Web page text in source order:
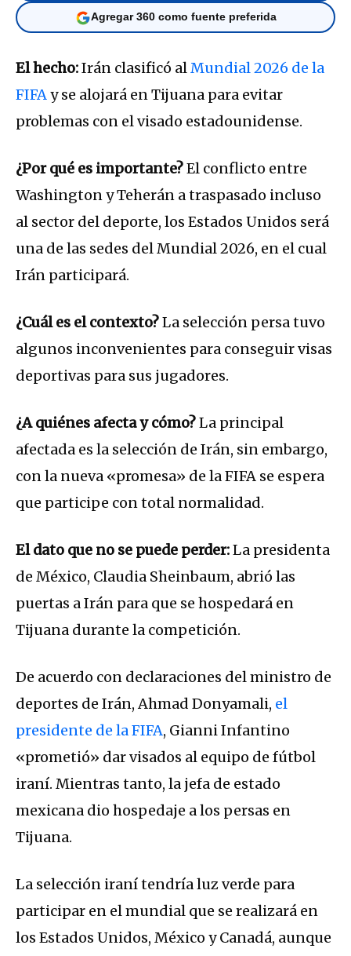
Agregar 360 como fuente preferida
El hecho:Irán clasificó alMundial 2026 de la
FIFAy se alojará en Tijuana para evitar
problemas con el visado estadounidense.
¿Por qué es importante?El conflicto entre
Washington y Teherán a traspasado incluso
al sector del deporte, los Estados Unidos será
una de las sedes del Mundial 2026, en el cual
Irán participará.
¿Cuál es el contexto?La selección persa tuvo
algunos inconvenientes para conseguir visas
deportivas para sus jugadores.
¿A quiénes afecta y cómo?La principal
afectada es la selección de Irán, sin embargo,
con la nueva «promesa» de la FIFA se espera
que participe con total normalidad.
El dato que no se puede perder:La presidenta
de México, Claudia Sheinbaum, abrió las
puertas a Irán para que se hospedará en
Tijuana durante la competición.
De acuerdo con declaraciones del ministro de
deportes de Irán, Ahmad Donyamali, el
presidente de la FIFA, Gianni Infantino
«prometió» dar visados al equipo de fútbol
iraní. Mientras tanto, la jefa de estado
mexicana dio hospedaje a los persas en
Tijuana.
La selección iraní tendría luz verde para
participar en el mundial que se realizará en
los Estados Unidos, México y Canadá, aunque